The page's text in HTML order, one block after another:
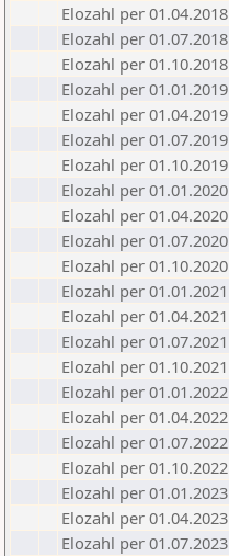
Elozahl per 01.04.2018
Elozahl per 01.07.2018
Elozahl per 01.10.2018
Elozahl per 01.01.2019
Elozahl per 01.04.2019
Elozahl per 01.07.2019
Elozahl per 01.10.2019
Elozahl per 01.01.2020
Elozahl per 01.04.2020
Elozahl per 01.07.2020
Elozahl per 01.10.2020
Elozahl per 01.01.2021
Elozahl per 01.04.2021
Elozahl per 01.07.2021
Elozahl per 01.10.2021
Elozahl per 01.01.2022
Elozahl per 01.04.2022
Elozahl per 01.07.2022
Elozahl per 01.10.2022
Elozahl per 01.01.2023
Elozahl per 01.04.2023
Elozahl per 01.07.2023